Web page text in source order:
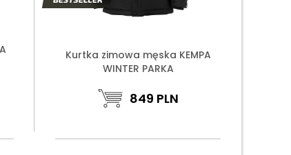
Kurtka zimowa męska KEMPA
WINTER PARKA
849 PLN